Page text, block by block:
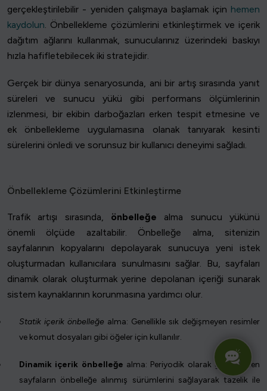
gerçekleştirilebilir - yeniden çalışmaya başlamak için hemen
kaydolun . Önbellekleme çözümlerini etkinleştirmek ve içerik
dağıtım ağlarını kullanmak, sunucularınız üzerindeki baskıyı
hızla hafifletebilecek iki stratejidir.
Gerçek bir dünya senaryosunda, ani bir artış sırasında yanıt
süreleri ve sunucu yükü gibi performans ölçümlerinin
izlenmesi, bir ekibin darboğazları erken tespit etmesine ve
ek önbellekleme uygulamasına olanak tanıyarak kesinti
sürelerini önledi ve sorunsuz bir kullanıcı deneyimi sağladı.
Önbellekleme Çözümlerini Etkinleştirme
Trafik artışı sırasında, önbelleğe alma sunucu yükünü
önemli ölçüde azaltabilir. Önbelleğe alma, sitenizin
sayfalarının kopyalarını depolayarak sunucuya yeni istek
oluşturmadan kullanıcılara sunulmasını sağlar. Bu, sayfaları
dinamik olarak oluşturmak yerine depolanan içeriği sunarak
sistem kaynaklarının korunmasına yardımcı olur.
Statik içerik önbelleğe alma: Genellikle sık değişmeyen resimler
ve komut dosyaları gibi öğeler için kullanılır.
Dinamik içerik önbelleğe alma: Periyodik olarak güncellenen
sayfaların önbelleğe alınmış sürümlerini sağlayarak tazelik ile